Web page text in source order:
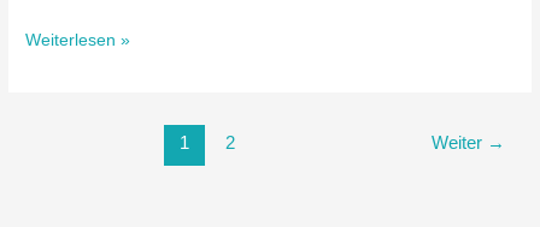
Weiterlesen »
1 2 Weiter →